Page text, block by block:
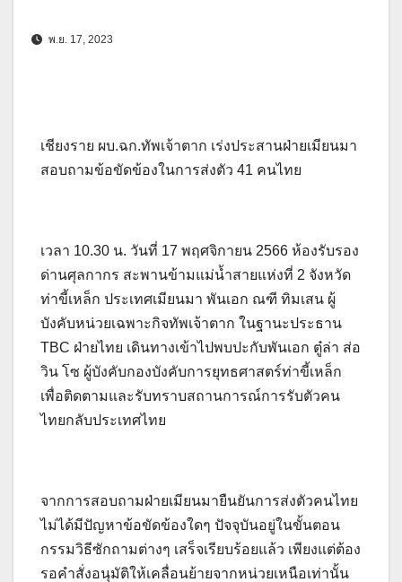
พ.ย. 17, 2023
เชียงราย ผบ.ฉก.ทัพเจ้าตาก เร่งประสานฝ่ายเมียนมา
สอบถามข้อขัดข้องในการส่งตัว 41 คนไทย
เวลา 10.30 น. วันที่ 17 พฤศจิกายน 2566 ห้องรับรอง
ด่านศุลกากร สะพานข้ามแม่น้ำสายแห่งที่ 2 จังหวัด
ท่าขี้เหล็ก ประเทศเมียนมา พันเอก ณฑี ทิมเสน ผู้
บังคับหน่วยเฉพาะกิจทัพเจ้าตาก ในฐานะประธาน
TBC ฝ่ายไทย เดินทางเข้าไปพบปะกับพันเอก ตู๋ล่า ส่อ
วิน โซ ผู้บังคับกองบังคับการยุทธศาสตร์ท่าขี้เหล็ก
เพื่อติดตามและรับทราบสถานการณ์การรับตัวคน
ไทยกลับประเทศไทย
จากการสอบถามฝ่ายเมียนมายืนยันการส่งตัวคนไทย
ไม่ได้มีปัญหาข้อขัดข้องใดๆ ปัจจุบันอยู่ในขั้นตอน
กรรมวิธีซักถามต่างๆ เสร็จเรียบร้อยแล้ว เพียงแต่ต้อง
รอคำสั่งอนุมัติให้เคลื่อนย้ายจากหน่วยเหนือเท่านั้น